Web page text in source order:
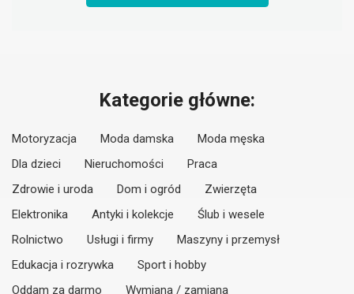
Kategorie główne:
Motoryzacja Moda damska
Moda męska
Dla dzieci
Nieruchomości
Praca
Zdrowie i uroda
Dom i ogród
Zwierzęta
Elektronika
Antyki i kolekcje
Ślub i wesele
Rolnictwo
Usługi i firmy
Maszyny i przemysł
Edukacja i rozrywka
Sport i hobby
Oddam za darmo
Wymiana / zamiana